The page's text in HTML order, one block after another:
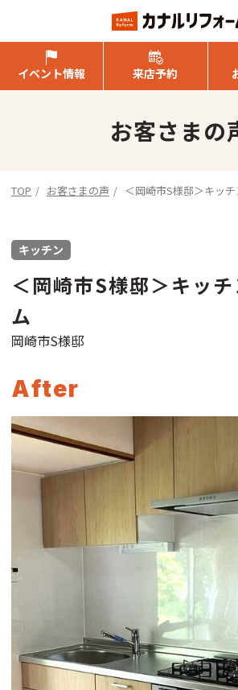
イベント情報 来店予約
お客さまの
TOP お客さまの声 ＜岡崎市S様邸＞キッ
キッチン
＜岡崎市S様邸＞キッ
ム
岡崎市S様邸
After